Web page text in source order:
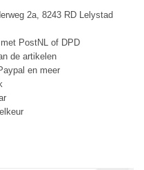
2a, 8243 RD Lelystad
PostNL of DPD
de artikelen
en meer